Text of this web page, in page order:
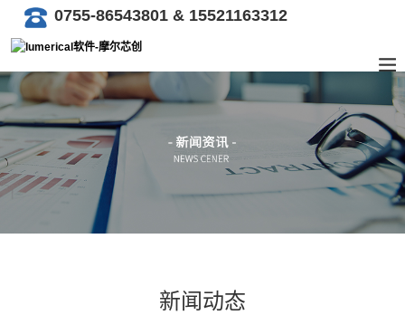
0755-86543801 & 15521163312
新闻动态